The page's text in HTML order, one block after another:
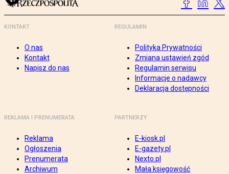
KONTAKT
O nas
Kontakt
Napisz do nas
REGULAMIN
Polityka Prywatności
Zmiana ustawień zgód
Regulamin serwisu
Informacje o nadawcy
Deklaracja dostępności
REKLAMA I PRENUMERATA
Reklama
Ogłoszenia
Prenumerata
Archiwum
PARTNERZY
E-kiosk.pl
E-gazety.pl
Nexto.pl
Mała księgowość